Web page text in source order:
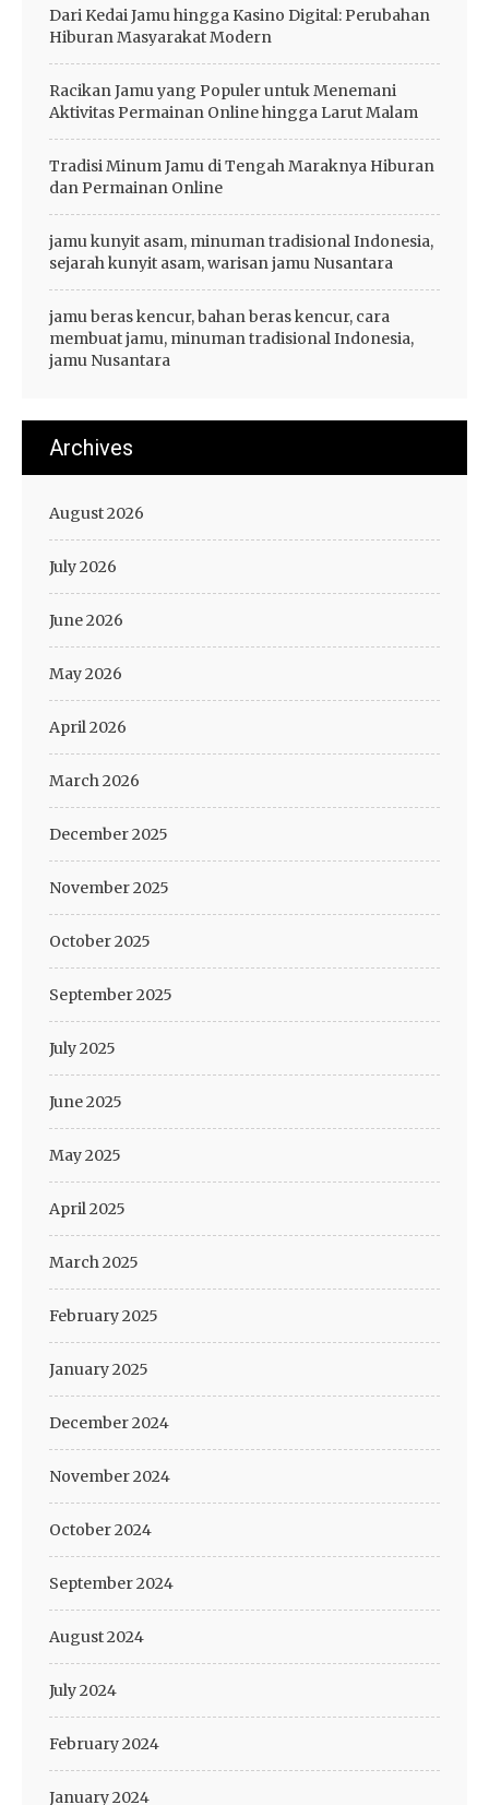
Dari Kedai Jamu hingga Kasino Digital: Perubahan
Hiburan Masyarakat Modern
Racikan Jamu yang Populer untuk Menemani
Aktivitas Permainan Online hingga Larut Malam
Tradisi Minum Jamu di Tengah Maraknya Hiburan
dan Permainan Online
jamu kunyit asam, minuman tradisional Indonesia,
sejarah kunyit asam, warisan jamu Nusantara
jamu beras kencur, bahan beras kencur, cara
membuat jamu, minuman tradisional Indonesia,
jamu Nusantara
Archives
August 2026
July 2026
June 2026
May 2026
April 2026
March 2026
December 2025
November 2025
October 2025
September 2025
July 2025
June 2025
May 2025
April 2025
March 2025
February 2025
January 2025
December 2024
November 2024
October 2024
September 2024
August 2024
July 2024
February 2024
January 2024